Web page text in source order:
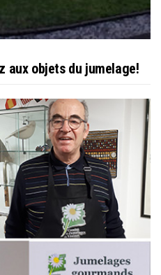
aux objets du jumelage!